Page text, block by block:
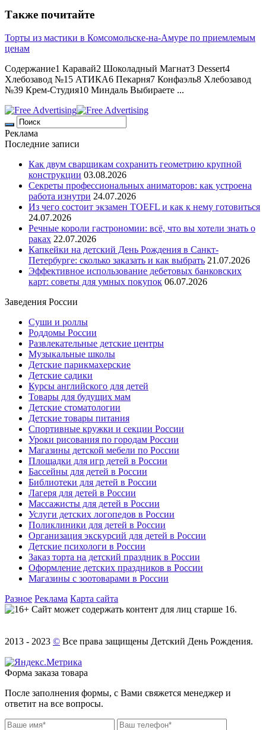
Также почитайте
Торты из мастики в Комсомольске-на-Амуре по приемлемым
ценам
Содержание1 Каравай2 Шоколадный Магнат3 Dessert4
Хлебозавод №15 АТИКА6 Пекарня7 Конфаэль8 Хлебозавод
№39 Крем-Студия10 Миндаль Выбираете ...
Реклама
Последние записи
Как двум сварщикам сохранить геометрию крупной
конструкции 03.08.2026
Секреты профессиональных аниматоров: как устроена
работа изнутри 24.07.2026
Из чего состоит экзамен TOEFL и как к нему готовиться
24.07.2026
Речные короли гастрономии: всё, что вы хотели знать о
раках 22.07.2026
Капкейки на детский День Рождения в Санкт-
Петербурге: сколько заказать и как выбрать 21.07.2026
Эффективное использование дебетовых банковских
карт: советы для умных покупок 06.07.2026
Заведения России
Суши и роллы
Роддомы России
Развлекательные детские центры
Музыкальные школы
Детские парикмахерские
Детские садики
Курсы английского для детей
Товары для будущих мам
Детские стоматологии
Детские товары питания
Спортивные кружки и секции России
Уроки рисования по городам России
Магазины детской мебели по России
Площадки для игр детей в России
Бассейны для детей в России
Библиотеки для детей в России
Лагеря для детей в России
Массажисты для детей в России
Услуги детских логопедов в России
Поликлиники для детей в России
Организация экскурсий для детей в России
Детские психологи в России
Заказ торта на детский праздник в России
Оформление детских праздников в России
Магазины с зоотоварами в России
Разное Реклама Карта сайта
Сайт может содержать контент для лиц старше 16.
2013 - 2023 © Все права защищены Детский День Рождения.
Форма заказа товара
После заполнения формы, с Вами свяжется менеджер и
ответит на все вопросы.